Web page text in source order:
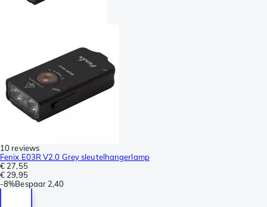
10 reviews
Fenix E03R V2.0 Grey sleutelhangerlamp
€ 27,55
€ 29,95
-8%Bespaar 2,40